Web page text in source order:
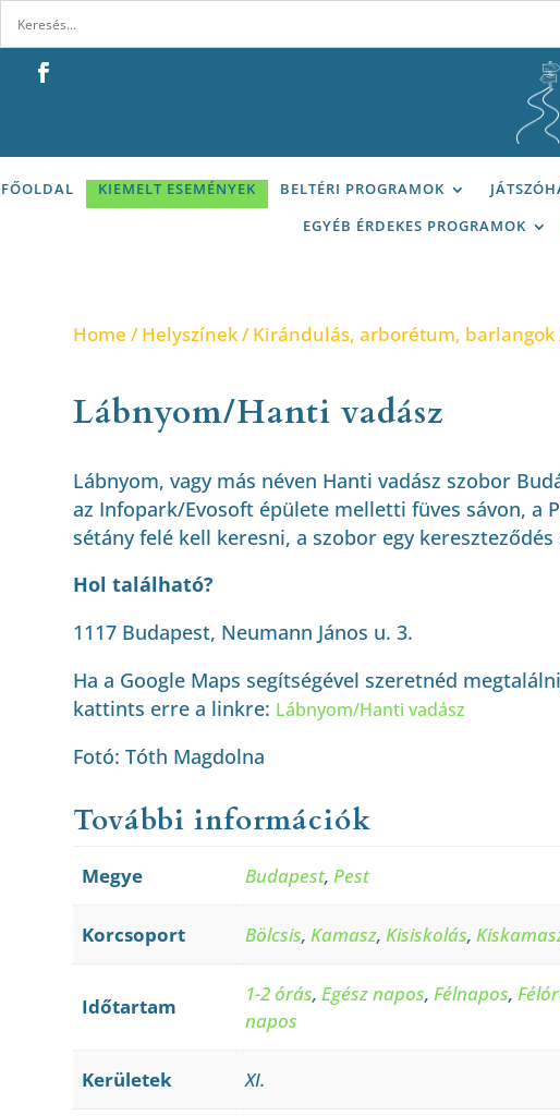
FŐOLDAL KIEMELT ESEMÉNYEK BELTÉRI PROGRAMOK
EGYÉB ÉRDEKES PROGRAMOK
Home /Helyszínek/Kirándulás, arborétum, barlangok
Lábnyom/Hanti vadász
Lábnyom, vagy más néven Hanti vadász szobor
az Infopark/Evosoft épülete melletti füves sávon, a
sétány felé kell keresni, a szobor egy kereszteződés
Hol található?
1117 Budapest, Neumann János u. 3.
Ha a Google Maps segítségével szeretnéd
kattints erre a linkre: Lábnyom/Hanti vadász
Fotó: Tóth Magdolna
További információk
Megye Budapest,Pest
Korcsoport Bölcsis,Kamasz,Kisiskolás,
Időtartam
1-2 órás,Egész napos,Félnapos,
napos
Kerületek XI.